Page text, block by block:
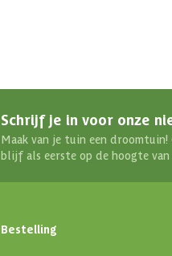
Schrijf je in voor onze
Maak van je tuin een droomtuin!
blijf als eerste op de hoogte van
Bestelling